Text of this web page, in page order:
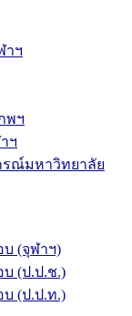
าฯ
พฯ
ฯ
รณ์มหาวิทยาลัย
(จุฬาฯ)
(ป.ป.ช.)
(ป.ป.ท.)